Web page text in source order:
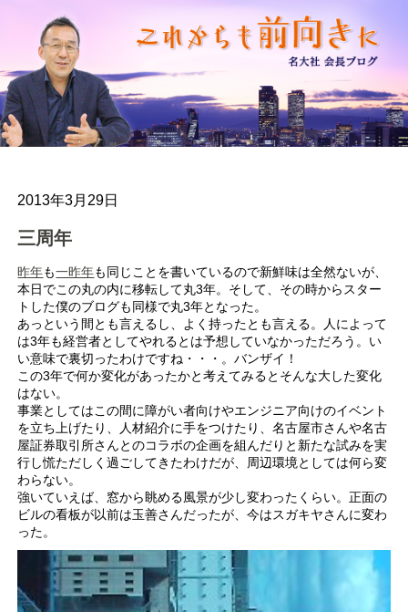
2013年3月29日
三周年
昨年も一昨年も同じことを書いているので新鮮味は全然ないが、
本日でこの丸の内に移転して丸3年。そして、その時からスター
トした僕のブログも同様で丸3年となった。
あっという間とも言えるし、よく持ったとも言える。人によって
は3年も経営者としてやれるとは予想していなかっただろう。い
い意味で裏切ったわけですね・・・。バンザイ！
この3年で何か変化があったかと考えてみるとそんな大した変化
はない。
事業としてはこの間に障がい者向けやエンジニア向けのイベント
を立ち上げたり、人材紹介に手をつけたり、名古屋市さんや名古
屋証券取引所さんとのコラボの企画を組んだりと新たな試みを実
行し慌ただしく過ごしてきたわけだが、周辺環境としては何ら変
わらない。
強いていえば、窓から眺める風景が少し変わったくらい。正面の
ビルの看板が以前は玉善さんだったが、今はスガキヤさんに変わ
った。